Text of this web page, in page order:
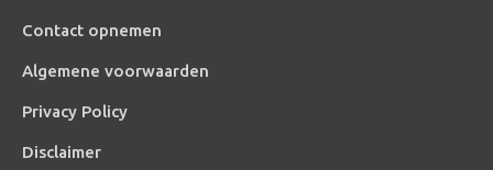
Contact opnemen
Algemene voorwaarden
Privacy Policy
Disclaimer